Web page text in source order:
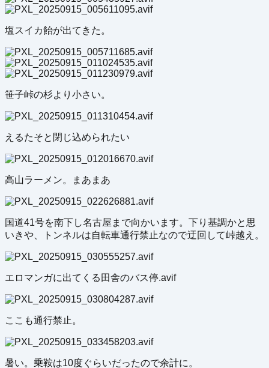
塩スイカ飴が出てきた。
笹子峠の杉より小さい。
えるたそと閉じ込められたい
高山ラーメン。まあまあ
国道41号を南下し名古屋まで向かいます。下り基調かと思
いきや、トンネルは自転車通行禁止なので迂回して峠越え。
エロマンガに出てくる田舎のバス停.avif
ここも通行禁止。
暑い。乗鞍は10度ぐらいだったので余計に。